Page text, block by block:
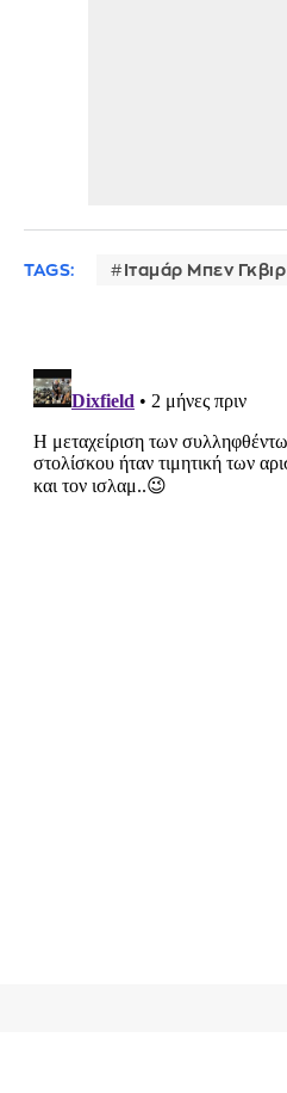
TAGS: Ιταμάρ Μπεν Γκβιρ